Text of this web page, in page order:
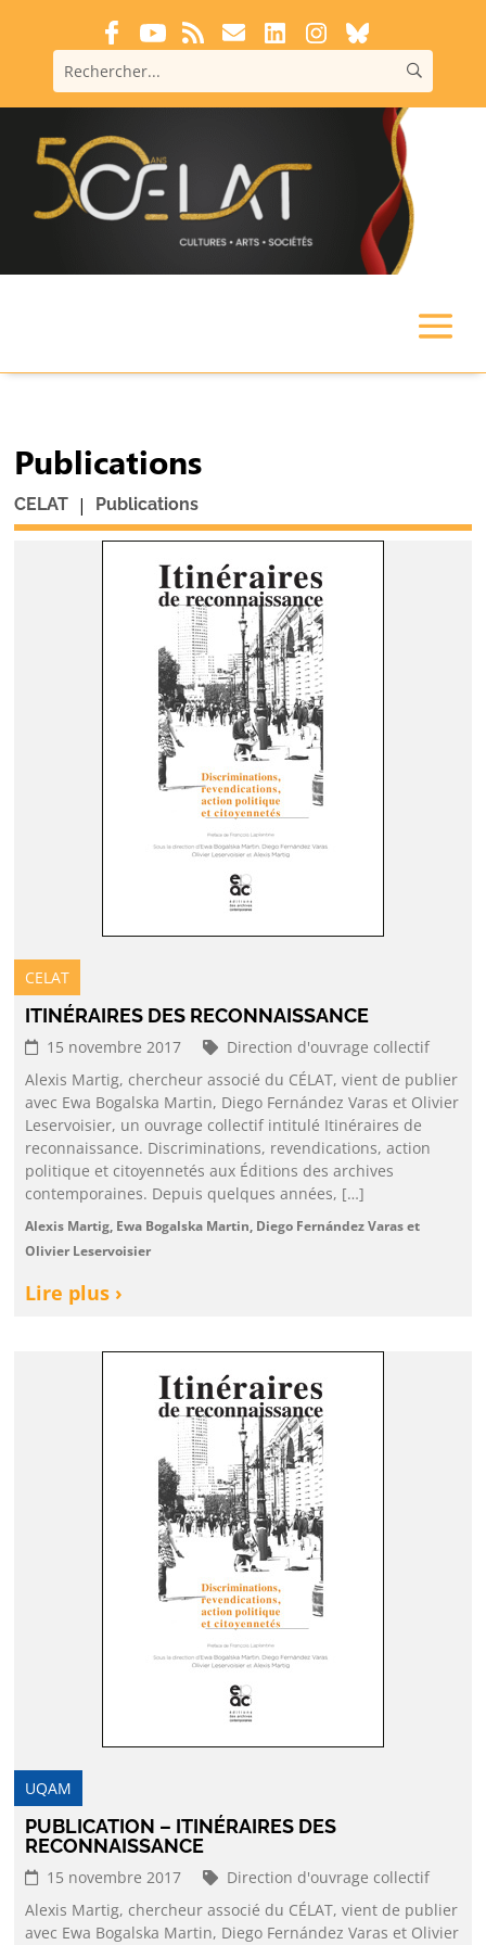
Publications
CELAT | Publications
CELAT
ITINÉRAIRES DES RECONNAISSANCE
15 novembre 2017
Direction d'ouvrage collectif
Alexis Martig, chercheur associé du CÉLAT, vient de publier
avec Ewa Bogalska Martin, Diego Fernández Varas et Olivier
Leservoisier, un ouvrage collectif intitulé Itinéraires de
reconnaissance. Discriminations, revendications, action
politique et citoyennetés aux Éditions des archives
contemporaines. Depuis quelques années, […]
Alexis Martig, Ewa Bogalska Martin, Diego Fernández Varas et
Olivier Leservoisier
Lire plus ›
UQAM
PUBLICATION – ITINÉRAIRES DES
RECONNAISSANCE
15 novembre 2017
Direction d'ouvrage collectif
Alexis Martig, chercheur associé du CÉLAT, vient de publier
avec Ewa Bogalska Martin, Diego Fernández Varas et Olivier